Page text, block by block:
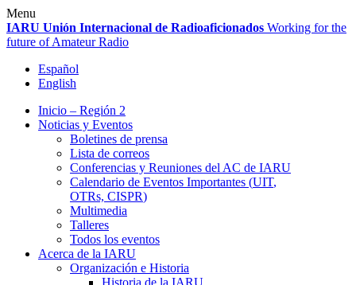
Skip
to
content
Menu
IARU Unión Internacional de Radioaficionados Working for the
future of Amateur Radio
Español
English
Inicio – Región 2
Noticias y Eventos
Boletines de prensa
Lista de correos
Conferencias y Reuniones del AC de IARU
Calendario de Eventos Importantes (UIT,
OTRs, CISPR)
Multimedia
Talleres
Todos los eventos
Acerca de la IARU
Organización e Historia
Historia de la IARU